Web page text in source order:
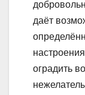
даёт
оградить